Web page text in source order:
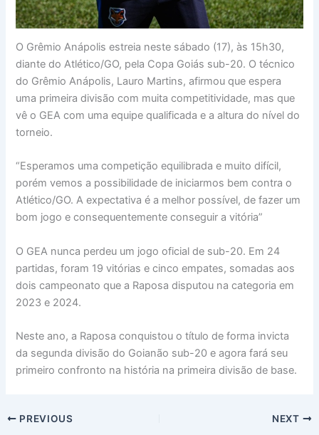
O Grêmio Anápolis estreia neste sábado (17), às 15h30,
diante do Atlético/GO, pela Copa Goiás sub-20. O técnico
do Grêmio Anápolis, Lauro Martins, afirmou que espera
uma primeira divisão com muita competitividade, mas que
vê o GEA com uma equipe qualificada e a altura do nível do
torneio.
“Esperamos uma competição equilibrada e muito difícil,
porém vemos a possibilidade de iniciarmos bem contra o
Atlético/GO. A expectativa é a melhor possível, de fazer um
bom jogo e consequentemente conseguir a vitória”
O GEA nunca perdeu um jogo oficial de sub-20. Em 24
partidas, foram 19 vitórias e cinco empates, somadas aos
dois campeonato que a Raposa disputou na categoria em
2023 e 2024.
Neste ano, a Raposa conquistou o título de forma invicta
da segunda divisão do Goianão sub-20 e agora fará seu
primeiro confronto na história na primeira divisão de base.
PREVIOUS NEXT